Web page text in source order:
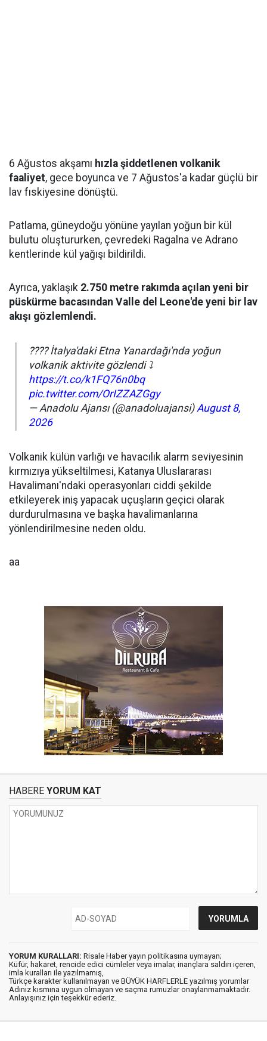
6 Ağustos akşamı hızla şiddetlenen volkanik
faaliyet, gece boyunca ve 7 Ağustos'a kadar güçlü bir
lav fıskiyesine dönüştü.
Patlama, güneydoğu yönüne yayılan yoğun bir kül
bulutu oluştururken, çevredeki Ragalna ve Adrano
kentlerinde kül yağışı bildirildi.
Ayrıca, yaklaşık 2.750 metre rakımda açılan yeni bir
püskürme bacasından Valle del Leone'de yeni bir lav
akışı gözlemlendi.
???? İtalya'daki Etna Yanardağı'nda yoğun
volkanik aktivite gözlendi ⤵️
https://t.co/k1FQ76n0bq
pic.twitter.com/OrIZZAZGgy
— Anadolu Ajansı (@anadoluajansi)August 8,
2026
Volkanik külün varlığı ve havacılık alarm seviyesinin
kırmızıya yükseltilmesi, Katanya Uluslararası
Havalimanı'ndaki operasyonları ciddi şekilde
etkileyerek iniş yapacak uçuşların geçici olarak
durdurulmasına ve başka havalimanlarına
yönlendirilmesine neden oldu.
aa
HABERE YORUM KAT
YORUM KURALLARI: Risale Haber yayın politikasına uymayan;
Küfür, hakaret, rencide edici cümleler veya imalar, inançlara saldırı içeren,
imla kuralları ile yazılmamış,
Türkçe karakter kullanılmayan ve BÜYÜK HARFLERLE yazılmış yorumlar
Adınız kısmına uygun olmayan ve saçma rumuzlar onaylanmamaktadır.
Anlayışınız için teşekkür ederiz.